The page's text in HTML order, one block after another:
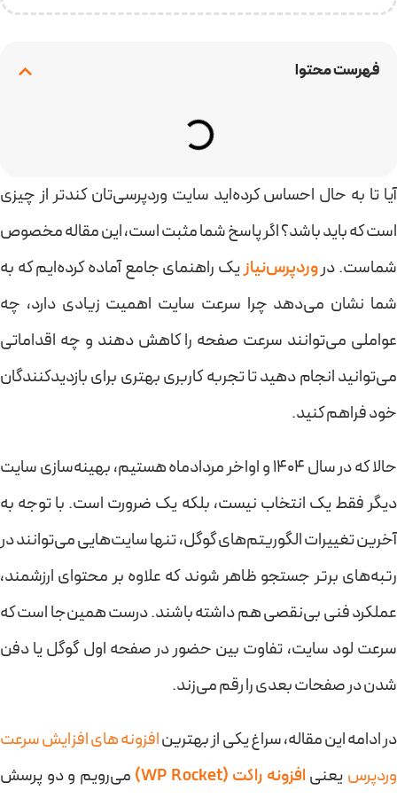
فهرست محتوا
آیا تا به حال احساس کرده‌اید سایت وردپرسی‌تان کندتر از چیزی
است که باید باشد؟ اگر پاسخ شما مثبت است، این مقاله مخصوص
شماست. دروردپرس‌نیازیک راهنمای جامع آماده کرده‌ایم که به
شما نشان می‌دهد چرا سرعت سایت اهمیت زیادی دارد، چه
عواملی می‌توانند سرعت صفحه را کاهش دهند و چه اقداماتی
می‌توانید انجام دهید تا تجربه کاربری بهتری برای بازدیدکنندگان
خود فراهم کنید.
حالا که در سال ۱۴۰۴ و اواخر مردادماه هستیم، بهینه‌سازی سایت
دیگر فقط یک انتخاب نیست، بلکه یک ضرورت است. با توجه به
آخرین تغییرات الگوریتم‌های گوگل، تنها سایت‌هایی می‌توانند در
رتبه‌های برتر جستجو ظاهر شوند که علاوه بر محتوای ارزشمند،
عملکرد فنی بی‌نقصی هم داشته باشند. درست همین‌جا است که
سرعت لود سایت، تفاوت بین حضور در صفحه اول گوگل یا دفن
شدن در صفحات بعدی را رقم می‌زند.
در ادامه این مقاله، سراغ یکی از بهترینافزونه های افزایش سرعت
وردپرس یعنی افزونه راکت (WP Rocket)
می‌رویم و دو پرسش